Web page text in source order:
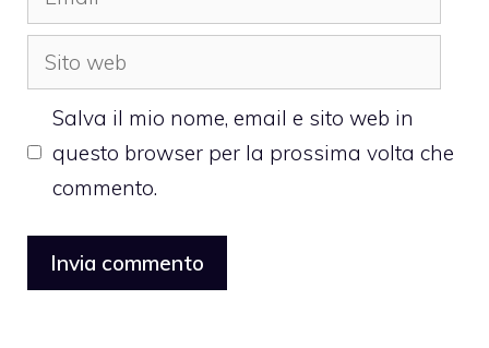
Sito
web
Salva il mio nome, email e sito web in
questo browser per la prossima volta che
commento.